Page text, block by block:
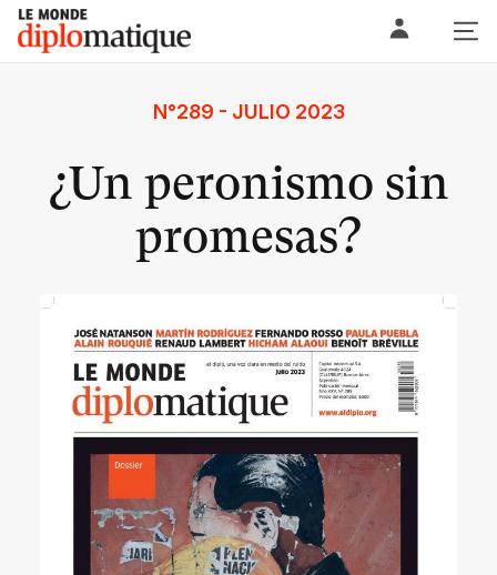
Skip
content
Le monde diplomatique
N°289 - JULIO 2023
¿Un peronismo sin
promesas?